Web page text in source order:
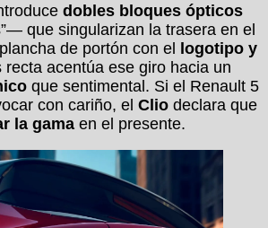
dobles bloques ópticos
que singularizan la trasera en el
de portón con el logotipo y
recta acentúa ese giro hacia un
que sentimental. Si el Renault 5
con cariño, el Clio declara que
la gama en el presente.